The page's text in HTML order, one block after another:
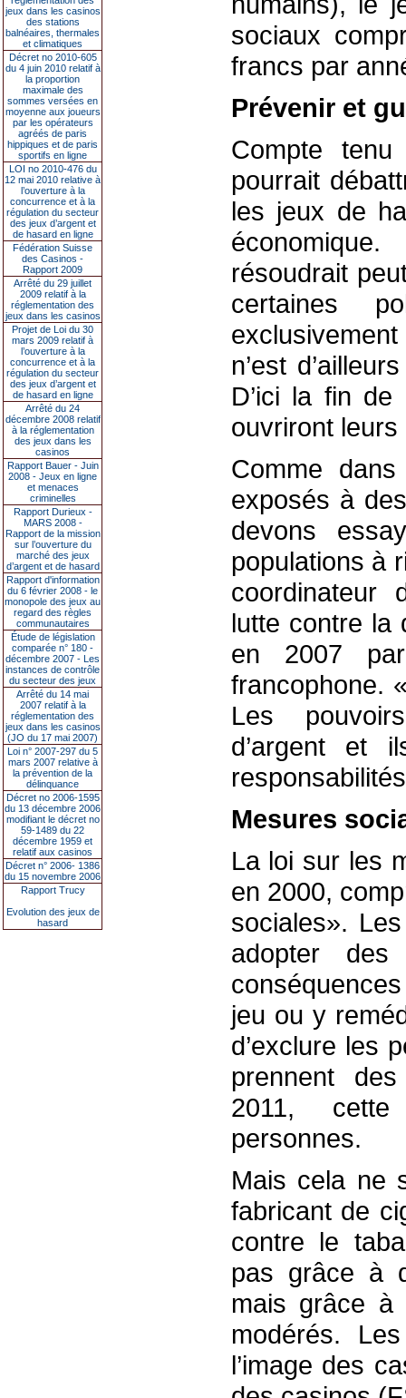
jeux dans les casinos
des stations
balnéaires, thermales
et climatiques
Décret no 2010-605
du 4 juin 2010 relatif à
la proportion
maximale des
sommes versées en
moyenne aux joueurs
par les opérateurs
agréés de paris
hippiques et de paris
sportifs en ligne
LOI no 2010-476 du
12 mai 2010 relative à
l’ouverture à la
concurrence et à la
régulation du secteur
des jeux d’argent et
de hasard en ligne
Fédération Suisse
des Casinos -
Rapport 2009
Arrêté du 29 juillet
2009 relatif à la
réglementation des
jeux dans les casinos
Projet de Loi du 30
mars 2009 relatif à
l’ouverture à la
concurrence et à la
régulation du secteur
des jeux d’argent et
de hasard en ligne
Arrêté du 24
décembre 2008 relatif
à la réglementation
des jeux dans les
casinos
Rapport Bauer - Juin
2008 - Jeux en ligne
et menaces
criminelles
Rapport Durieux -
MARS 2008 -
Rapport de la mission
sur l’ouverture du
marché des jeux
d’argent et de hasard
Rapport d'information
du 6 février 2008 - le
monopole des jeux au
regard des règles
communautaires
Étude de législation
comparée n° 180 -
décembre 2007 - Les
instances de contrôle
du secteur des jeux
Arrêté du 14 mai
2007 relatif à la
réglementation des
jeux dans les casinos
(JO du 17 mai 2007)
Loi n° 2007-297 du 5
mars 2007 relative à
la prévention de la
délinquance
Décret no 2006-1595
du 13 décembre 2006
modifiant le décret no
59-1489 du 22
décembre 1959 et
relatif aux casinos
Décret n° 2006- 1386
du 15 novembre 2006
Rapport Trucy
Evolution des jeux de
hasard
sociaux
francs par
Prévenir et
Compte
pourrait
les jeux de
résoudrait
certaines
n’est
D’ici la fin de
ouvriront
Comme
exposés à
devons
populations à
coordinateur
lutte contre la
en 2007
francophone.
Les
d’argent et
Mesures
La loi sur les
en 2000,
sociales».
adopter
jeu ou y
d’exclure les
prennent
2011,
personnes.
Mais cela ne
fabricant de
contre le
pas grâce à
mais grâce
modérés.
l’image des